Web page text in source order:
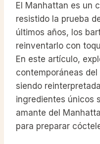
El Manhattan es un
resistido la prueba
últimos años, los
reinventarlo con
En este artículo,
contemporáneas
siendo
ingredientes únicos
amante del
para preparar